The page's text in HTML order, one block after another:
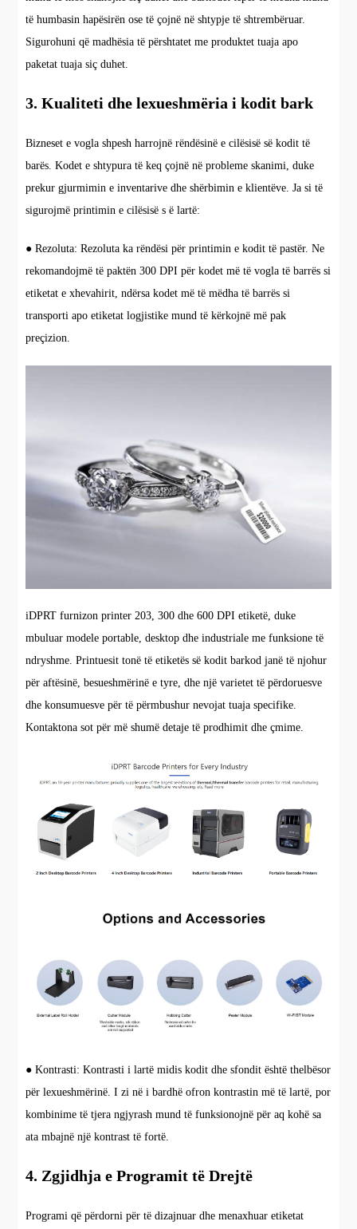
të humbasin hapësirën ose të çojnë në shtypje të shtrembëruar.
Sigurohuni që madhësia të përshtatet me produktet tuaja apo
paketat tuaja siç duhet.
3. Kualiteti dhe lexueshmëria i kodit bark
Bizneset e vogla shpesh harrojnë rëndësinë e cilësisë së kodit të
barës. Kodet e shtypura të keq çojnë në probleme skanimi, duke
prekur gjurmimin e inventarive dhe shërbimin e klientëve. Ja si të
sigurojmë printimin e cilësisë s ë lartë:
● Rezoluta: Rezoluta ka rëndësi për printimin e kodit të pastër. Ne
rekomandojmë të paktën 300 DPI për kodet më të vogla të barrës si
etiketat e xhevahirit, ndërsa kodet më të mëdha të barrës si
transporti apo etiketat logjistike mund të kërkojnë më pak
preçizion.
iDPRT furnizon printer 203, 300 dhe 600 DPI etiketë, duke
mbuluar modele portable, desktop dhe industriale me funksione të
ndryshme. Printuesit tonë të etiketës së kodit barkod janë të njohur
për aftësinë, besueshmërinë e tyre, dhe një varietet të përdoruesve
dhe konsumuesve për të përmbushur nevojat tuaja specifike.
Kontaktona sot për më shumë detaje të prodhimit dhe çmime.
● Kontrasti: Kontrasti i lartë midis kodit dhe sfondit është thelbësor
për lexueshmërinë. I zi në i bardhë ofron kontrastin më të lartë, por
kombinime të tjera ngjyrash mund të funksionojnë për aq kohë sa
ata mbajnë një kontrast të fortë.
4. Zgjidhja e Programit të Drejtë
Programi që përdorni për të dizajnuar dhe menaxhuar etiketat